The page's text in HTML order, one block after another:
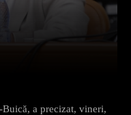
Buică, a precizat, vineri,